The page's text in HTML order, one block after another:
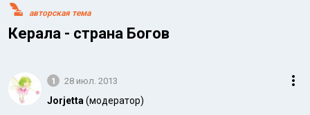
Аравийское море
авторская тема
Керала - страна Богов
1 28 июл. 2013
Jorjetta (модератор)